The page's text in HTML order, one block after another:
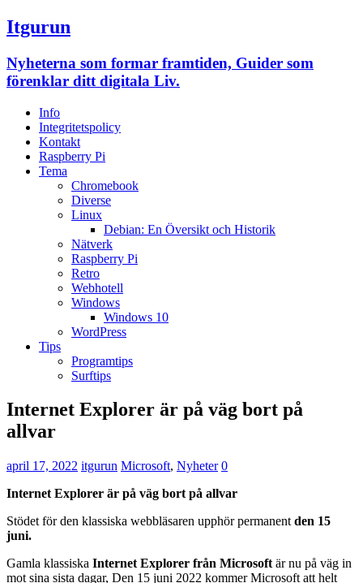
Itgurun
Nyheterna som formar framtiden, Guider som
förenklar ditt digitala Liv.
Info
Integritetspolicy
Kontakt
Raspberry Pi
Tema
Chromebook
Diverse
Linux
Debian: En Översikt och Historik
Nätverk
Raspberry Pi
Retro
Webhotell
Windows
Windows 10
WordPress
Tips
Programtips
Surftips
Internet Explorer är på väg bort på
allvar
april 17, 2022 itgurun Microsoft, Nyheter 0
Internet Explorer är på väg bort på allvar
Stödet för den klassiska webbläsaren upphör permanent den 15
juni.
Gamla klassiska Internet Explorer från Microsoft är nu på väg in
mot sina sista dagar, Den 15 juni 2022 kommer Microsoft att helt